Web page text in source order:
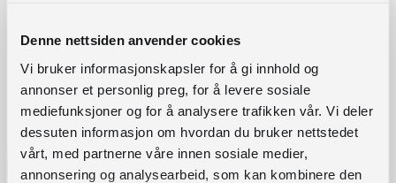
Denne nettsiden anvender cookies
Vi bruker informasjonskapsler for å gi innhold og
annonser et personlig preg, for å levere sosiale
mediefunksjoner og for å analysere trafikken vår. Vi deler
dessuten informasjon om hvordan du bruker nettstedet
vårt, med partnerne våre innen sosiale medier,
annonsering og analysearbeid, som kan kombinere den
Christian Krohgs gate 10
0186 Oslo
Snarveier